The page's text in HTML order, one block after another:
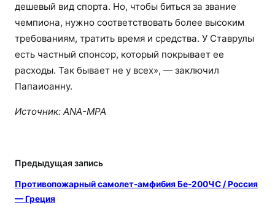
дешевый вид спорта. Но, чтобы биться за звание
чемпиона, нужно соответствовать более высоким
требованиям, тратить время и средства. У Ставрулы
есть частный спонсор, который покрывает ее
расходы. Так бывает не у всех», — заключил
Папаиоанну.
Источник: ANA-MPA
Предыдущая запись
Противопожарный самолет-амфибия Бе-200ЧС / Россия
— Греция